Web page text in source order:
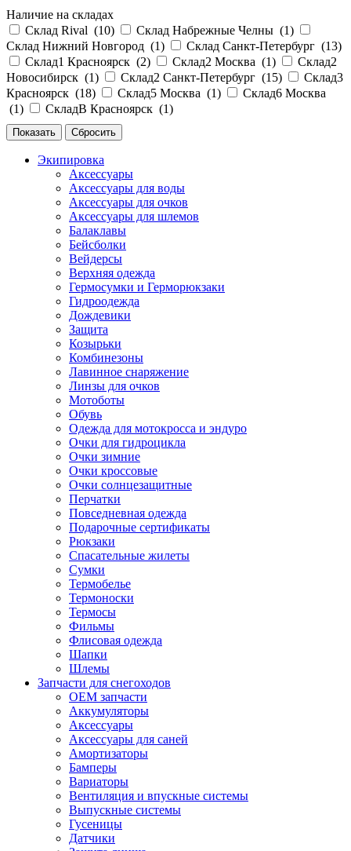
Наличие на складах
Склад Rival (10) Склад Набрежные Челны (1)
Склад Нижний Новгород (1) Склад Санкт-Петербург (13)
Склад1 Красноярск (2) Склад2 Москва (1)
Склад2
Новосибирск (1) Склад2 Санкт-Петербург (15)
Склад3
Красноярск (18) Склад5 Москва (1)
Склад6 Москва
(1) СкладВ Красноярск (1)
Экипировка
Аксессуары
Аксессуары для воды
Аксессуары для очков
Аксессуары для шлемов
Балаклавы
Бейсболки
Вейдерсы
Верхняя одежда
Гермосумки и Герморюкзаки
Гидроодежда
Дождевики
Защита
Козырьки
Комбинезоны
Лавинное снаряжение
Линзы для очков
Мотоботы
Обувь
Одежда для мотокросса и эндуро
Очки для гидроцикла
Очки зимние
Очки кроссовые
Очки солнцезащитные
Перчатки
Повседневная одежда
Подарочные сертификаты
Рюкзаки
Спасательные жилеты
Сумки
Термобелье
Термоноски
Термосы
Фильмы
Флисовая одежда
Шапки
Шлемы
Запчасти для снегоходов
OEM запчасти
Аккумуляторы
Аксессуары
Аксессуары для саней
Амортизаторы
Бамперы
Вариаторы
Вентиляция и впускные системы
Выпускные системы
Гусеницы
Датчики